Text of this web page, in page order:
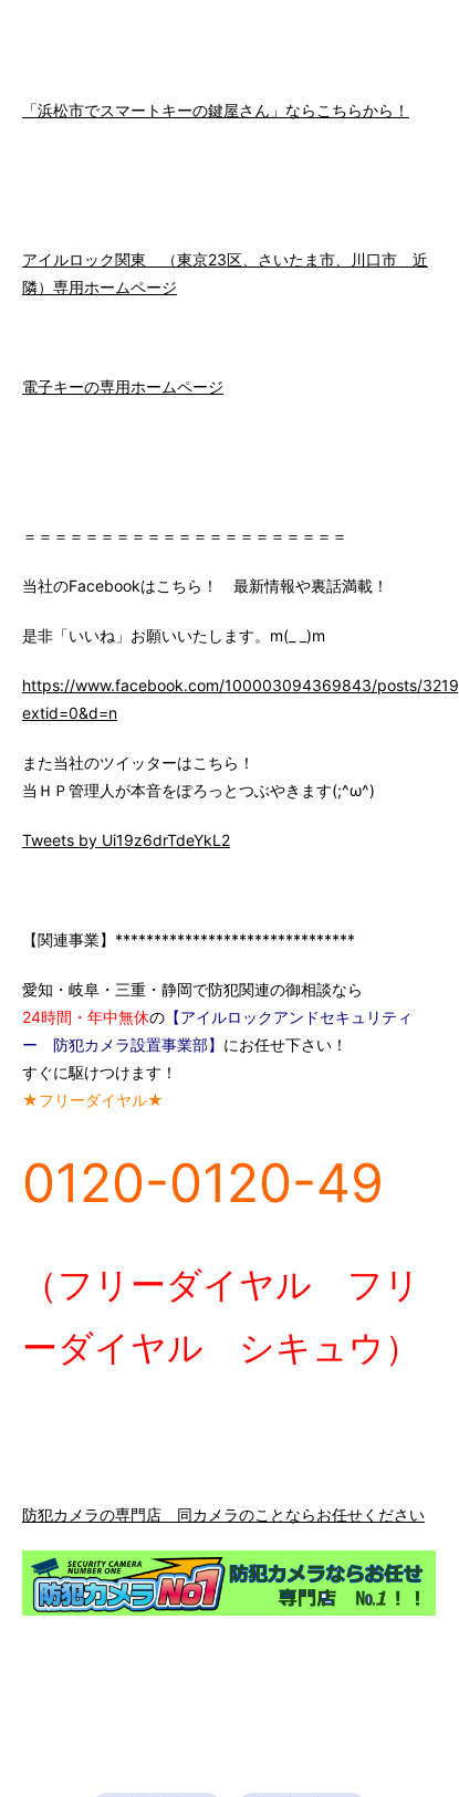
「浜松市でスマートキーの鍵屋さん」ならこちらから！
アイルロック関東 （東京23区、さいたま市、川口市 近
隣）専用ホームページ
電子キーの専用ホームページ
＝＝＝＝＝＝＝＝＝＝＝＝＝＝＝＝＝＝＝＝＝
当社のFacebookはこちら！ 最新情報や裏話満載！
是非「いいね」お願いいたします。m(_ _)m
https://www.facebook.com/100003094369843/posts/
extid=0&d=n
また当社のツイッターはこちら！
当ＨＰ管理人が本音をぽろっとつぶやきます(;^ω^)
Tweets by Ui19z6drTdeYkL2
【関連事業】*******************************
愛知・岐阜・三重・静岡で防犯関連の御相談なら
24時間・年中無休の 【アイルロックアンドセキュリティ
ー 防犯カメラ設置事業部】 にお任せ下さい！
すぐに駆けつけます！
★フリーダイヤル★
0120-0120-49
（フリーダイヤル フリ
ーダイヤル シキュウ）
防犯カメラの専門店 同カメラのことならお任せください